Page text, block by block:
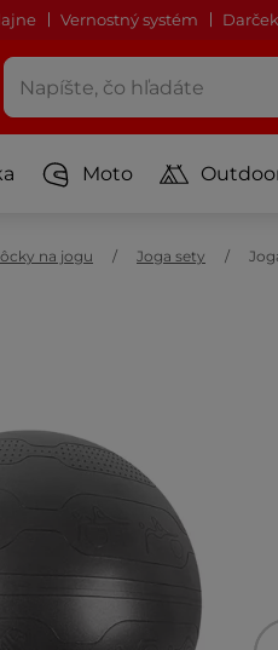
Vernostný systém
Moto
na jogu Joga sety